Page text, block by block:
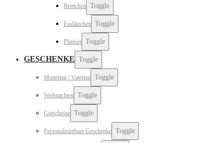
Brettchen Toggle
Esslätzchen Toggle
Platzset Toggle
GESCHENKE Toggle
Muttertag / Vatertag Toggle
Weihnachten Toggle
Gutscheine Toggle
Personalisierbare Geschenke Toggle